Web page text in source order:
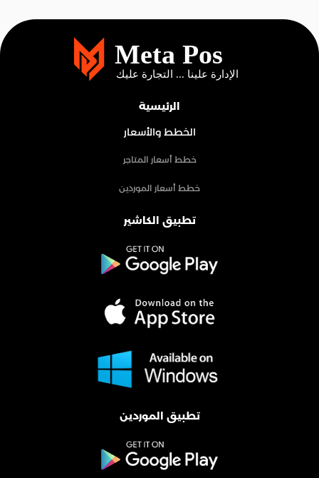
الرئيسية
الخطط والأسعار
خطط أسعار المتاجر
خطط أسعار الموردين
تطبيق الكاشير
تطبيق الموردين